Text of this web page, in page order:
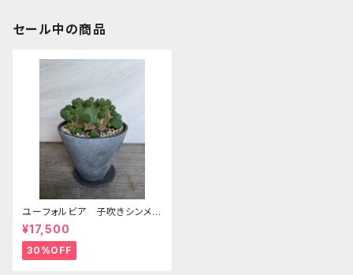
セール中の商品
ユーフォルビア 子吹きシンメト
リカ 更新2024/7 S32
¥17,500
30%OFF